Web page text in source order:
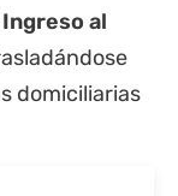
al
domiciliarias